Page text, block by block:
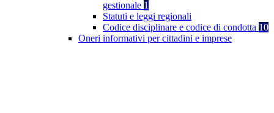
gestionale 1
Statuti e leggi regionali
Codice disciplinare e codice di condotta 10
Oneri informativi per cittadini e imprese